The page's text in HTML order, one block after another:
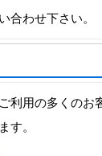
合わせ下さい。
利用の多くのお
す。